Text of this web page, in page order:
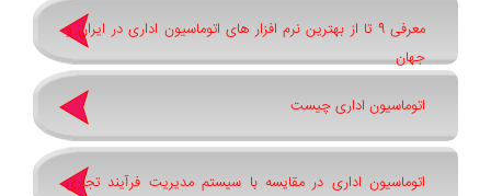
معرفی 9 تا از بهترین نرم افزار های اتوماسیون اداری در ایران و
جهان
اتوماسیون اداری چیست
اتوماسیون اداری در مقایسه با سیستم مدیریت فرآیند تجاری